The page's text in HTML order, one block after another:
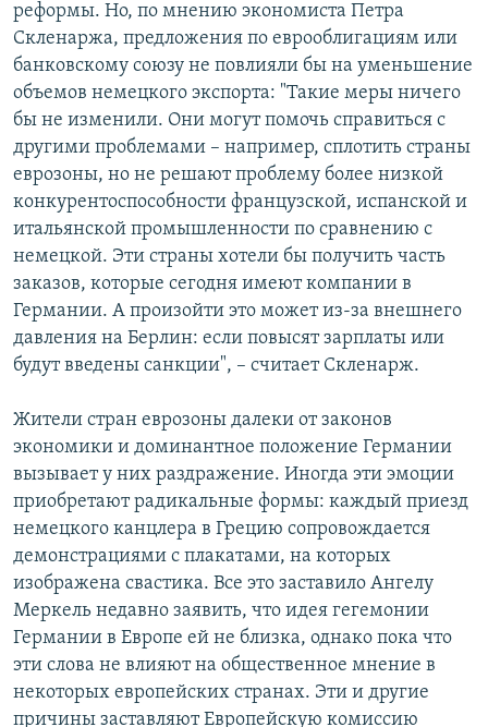
реформы. Но, по мнению экономиста Петра
Скленаржа, предложения по еврооблигациям или
банковскому союзу не повлияли бы на уменьшение
объемов немецкого экспорта: "Такие меры ничего
бы не изменили. Они могут помочь справиться с
другими проблемами – например, сплотить страны
еврозоны, но не решают проблему более низкой
конкурентоспособности французской, испанской и
итальянской промышленности по сравнению с
немецкой. Эти страны хотели бы получить часть
заказов, которые сегодня имеют компании в
Германии. А произойти это может из-за внешнего
давления на Берлин: если повысят зарплаты или
будут введены санкции", – считает Скленарж.
Жители стран еврозоны далеки от законов
экономики и доминантное положение Германии
вызывает у них раздражение. Иногда эти эмоции
приобретают радикальные формы: каждый приезд
немецкого канцлера в Грецию сопровождается
демонстрациями с плакатами, на которых
изображена свастика. Все это заставило Ангелу
Меркель недавно заявить, что идея гегемонии
Германии в Европе ей не близка, однако пока что
эти слова не влияют на общественное мнение в
некоторых европейских странах. Эти и другие
причины заставляют Европейскую комиссию